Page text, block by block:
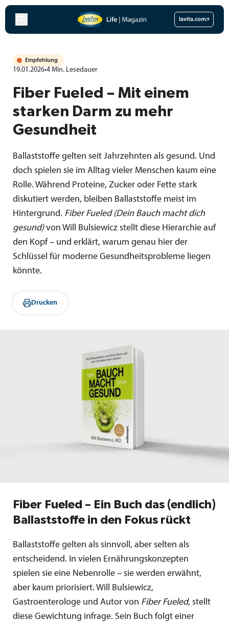
Zum
springen
lavita.com
Empfehlung
19.01.2026•4 Min. Lesedauer
Fiber Fueled – Mit einem
starken Darm zu mehr
Gesundheit
Ballaststoffe gelten seit Jahrzehnten als gesund. Und
doch spielen sie im Alltag vieler Menschen kaum eine
Rolle. Während Proteine, Zucker oder Fette stark
diskutiert werden, bleiben Ballaststoffe meist im
Hintergrund. Fiber Fueled (Dein Bauch macht dich
gesund)von Will Bulsiewicz stellt diese Hierarchie auf
den Kopf – und erklärt, warum genau hier der
Schlüssel für moderne Gesundheitsprobleme liegen
könnte.
Drucken
Fiber Fueled – Ein Buch das (endlich)
Ballaststoffe in den Fokus rückt
Ballaststoffe gelten als sinnvoll, aber selten als
entscheidend. In vielen Ernährungskonzepten
spielen sie eine Nebenrolle – sie werden erwähnt,
aber kaum priorisiert. Will Bulsiewicz,
Gastroenterologe und Autor von Fiber Fueled, stellt
diese Gewichtung infrage. Sein Buch folgt einer